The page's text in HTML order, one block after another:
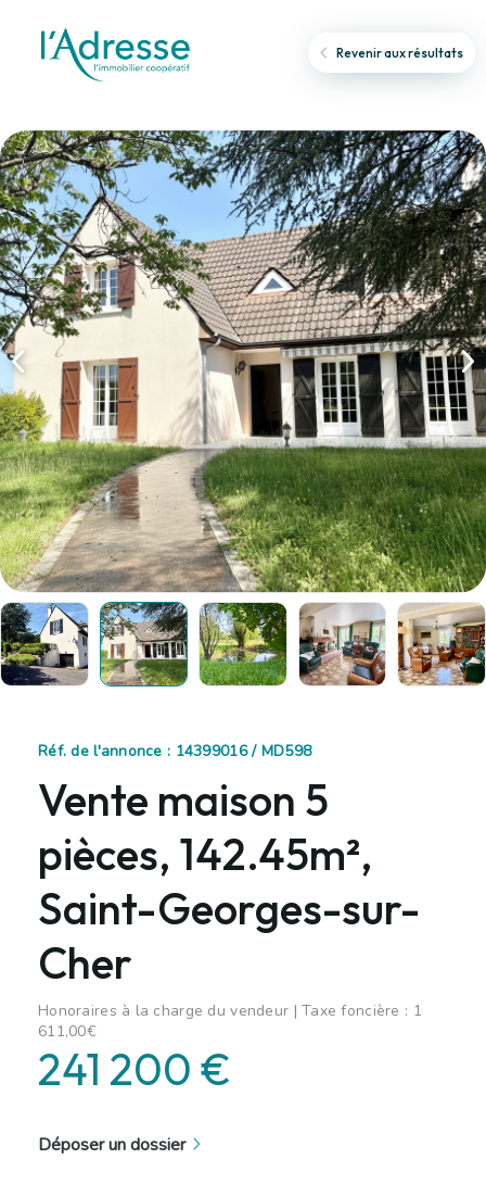
Revenir aux résultats
Réf. de l'annonce : 14399016 / MD598
Vente maison 5
pièces, 142.45m²,
Saint-Georges-sur-
Cher
Honoraires à la charge du vendeur | Taxe foncière : 1
611,00€
241 200 €
Déposer un dossier